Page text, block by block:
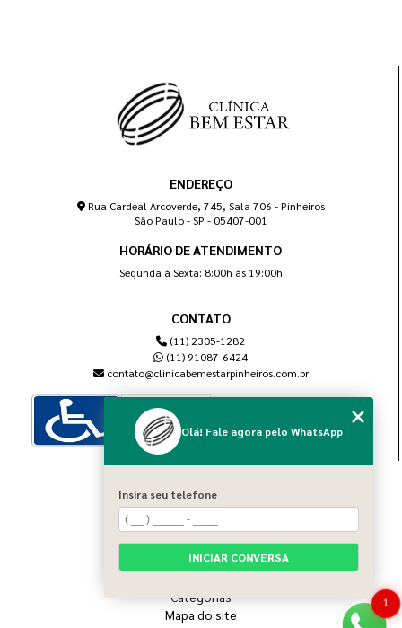
ENDEREÇO
Rua Cardeal Arcoverde, 745, Sala 706 - Pinheiros
São Paulo - SP - 05407-001
HORÁRIO DE ATENDIMENTO
Segunda à Sexta: 8:00h às 19:00h
CONTATO
(11) 2305-1282
(11) 91087-6424
contato@clinicabemestarpinheiros.com.br
Home
Sobre nós
Blog
Serviços
Categorias
Mapa do site
1
Olá! Fale agora pelo WhatsApp
Insira seu telefone
INICIAR CONVERSA